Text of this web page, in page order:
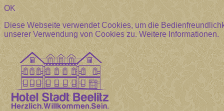
OK
Diese Webseite verwendet Cookies, um die
unserer Verwendung von Cookies zu.Weitere Informationen.